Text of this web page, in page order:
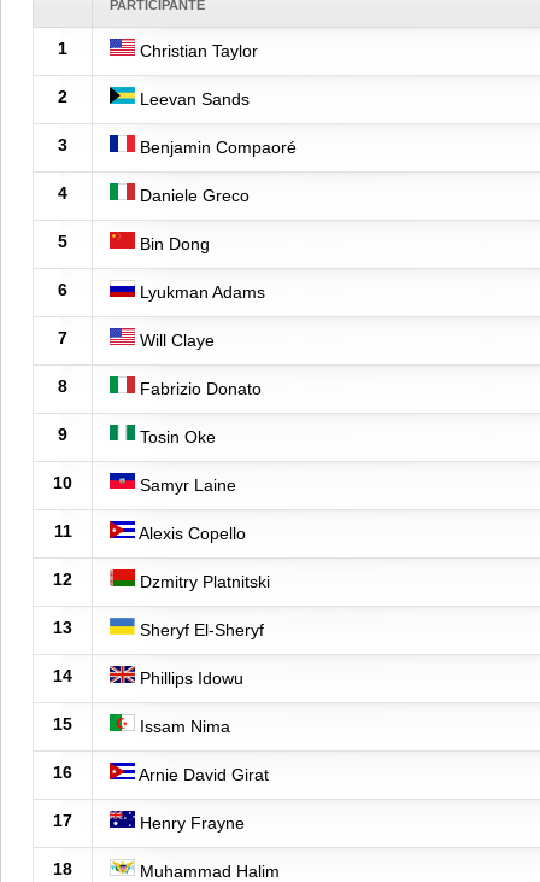
PARTICIPANTE
1 Christian Taylor
2 Leevan Sands
3 Benjamin Compaoré
4 Daniele Greco
5 Bin Dong
6 Lyukman Adams
7 Will Claye
8 Fabrizio Donato
9 Tosin Oke
10 Samyr Laine
11 Alexis Copello
12 Dzmitry Platnitski
13 Sheryf El-Sheryf
14 Phillips Idowu
15 Issam Nima
16 Arnie David Girat
17 Henry Frayne
18 Muhammad Halim